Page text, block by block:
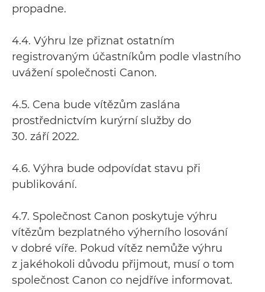
propadne.
4.4. Výhru lze přiznat ostatním
registrovaným účastníkům podle vlastního
uvážení společnosti Canon.
4.5. Cena bude vítězům zaslána
prostřednictvím kurýrní služby do
30. září 2022.
4.6. Výhra bude odpovídat stavu při
publikování.
4.7. Společnost Canon poskytuje výhru
vítězům bezplatného výherního losování
v dobré víře. Pokud vítěz nemůže výhru
z jakéhokoli důvodu přijmout, musí o tom
společnost Canon co nejdříve informovat.